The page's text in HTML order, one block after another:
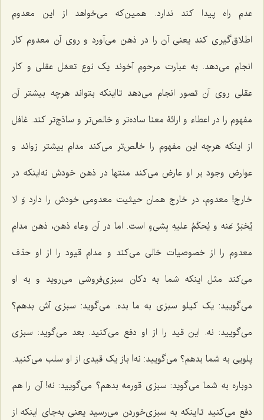
عدم راه پیدا کند ندارد. همین‌که می‌خواهد از این معدوم
اطلاق‌گیری کند یعنی آن را در ذهن می‌آورد و روی آن معدوم کار
انجام می‌دهد. به عبارت مرحوم آخوند یک نوع تعمّل عقلی و کار
عقلی روی آن تصور انجام می‌دهد تااینکه بتواند هرچه بیشتر آن
مفهوم را در اعطاء و ارائۀ معنا ساده‌تر و خالص‌تر و ساذج‌تر کند. غافل
از اینکه هرچه این مفهوم را خالص‌تر می‌کند مدام بیشتر زوائد و
عوارض وجود بر او عارض می‌کند منتها در ذهن خودش نه‌اینکه در
خارج! معدوم، در خارج همان حیثیت معدومی خودش را دارد وَ لا
یُخبَرُ عَنه و یُحکَمُ علیهِ بِشیءٍاست. اما در آن وعاء ذهن، ذهن مدام
معدوم را از خصوصیات خالی می‌کند و مدام قیود را از او حذف
می‌کند مثل اینکه شما به دکان سبزی‌فروشی می‌روید و به او
می‌گویید: یک کیلو سبزی به ما بده. می‌گوید: سبزی آش بدهم؟
می‌گویید: نه. این قید را از او دفع می‌کنید. بعد می‌گوید: سبزی
پلویی به شما بدهم؟ می‌گویید: نه! باز یک قیدی از او سلب می‌کنید.
دوباره به شما می‌گوید: سبزی قورمه بدهم؟ می‌گویید: نه! آن را هم
دفع می‌کنید تااینکه به سبزی‌خوردن می‌رسید یعنی به‌جای اینکه از